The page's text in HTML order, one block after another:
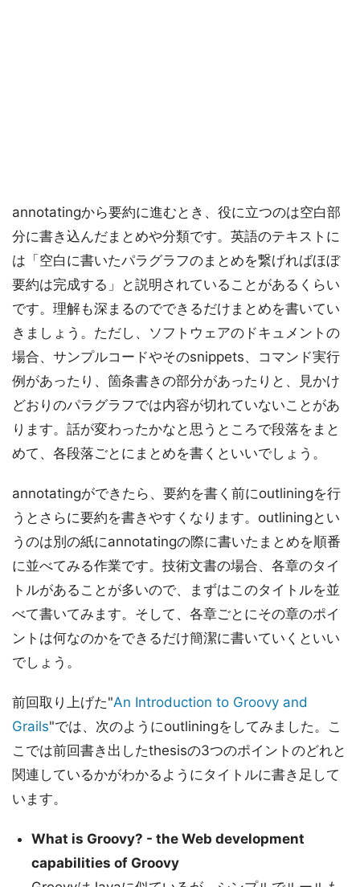
annotatingから要約に進むとき、役に立つのは空白部
分に書き込んだまとめや分類です。英語のテキストに
は「空白に書いたパラグラフのまとめを繋げればほぼ
要約は完成する」と説明されていることがあるくらい
です。理解も深まるのでできるだけまとめを書いてい
きましょう。ただし、ソフトウェアのドキュメントの
場合、サンプルコードやそのsnippets、コマンド実行
例があったり、箇条書きの部分があったりと、見かけ
どおりのパラグラフでは内容が切れていないことがあ
ります。話が変わったかなと思うところで段落をまと
めて、各段落ごとにまとめを書くといいでしょう。
annotatingができたら、要約を書く前にoutliningを行
うとさらに要約を書きやすくなります。outliningとい
うのは別の紙にannotatingの際に書いたまとめを順番
に並べてみる作業です。技術文書の場合、各章のタイ
トルがあることが多いので、まずはこのタイトルを並
べて書いてみます。そして、各章ごとにその章のポイ
ントは何なのかをできるだけ簡潔に書いていくといい
でしょう。
前回取り上げた"An Introduction to Groovy and
Grails"では、次のようにoutliningをしてみました。こ
こでは前回書き出したthesisの3つのポイントのどれと
関連しているかがわかるようにタイトルに書き足して
います。
What is Groovy? - the Web development
capabilities of Groovy